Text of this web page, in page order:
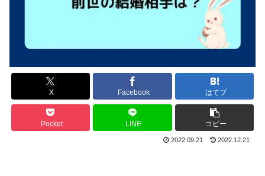
X Facebook はてブ
Pocket LINE コピー
2022.09.21 2022.12.21